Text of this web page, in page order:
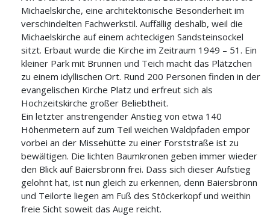
Michaelskirche, eine architektonische Besonderheit im
verschindelten Fachwerkstil. Auffällig deshalb, weil die
Michaelskirche auf einem achteckigen Sandsteinsockel
sitzt. Erbaut wurde die Kirche im Zeitraum 1949 – 51. Ein
kleiner Park mit Brunnen und Teich macht das Plätzchen
zu einem idyllischen Ort. Rund 200 Personen finden in der
evangelischen Kirche Platz und erfreut sich als
Hochzeitskirche großer Beliebtheit.
Ein letzter anstrengender Anstieg von etwa 140
Höhenmetern auf zum Teil weichen Waldpfaden empor
vorbei an der Missehütte zu einer Forststraße ist zu
bewältigen. Die lichten Baumkronen geben immer wieder
den Blick auf Baiersbronn frei. Dass sich dieser Aufstieg
gelohnt hat, ist nun gleich zu erkennen, denn Baiersbronn
und Teilorte liegen am Fuß des Stöckerkopf und weithin
freie Sicht soweit das Auge reicht.